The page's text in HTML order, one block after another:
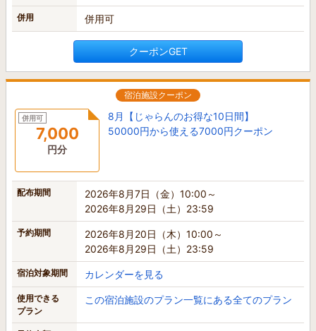
併用 併用可
クーポンGET
宿泊施設クーポン
併用可
7,000
円分
8月【じゃらんのお得な10日間】
50000円から使える7000円クーポン
配布期間
2026年8月7日（金）10:00～
2026年8月29日（土）23:59
予約期間
2026年8月20日（木）10:00～
2026年8月29日（土）23:59
宿泊対象期間 カレンダーを見る
使用できる
プラン
この宿泊施設のプラン一覧にある全てのプラン